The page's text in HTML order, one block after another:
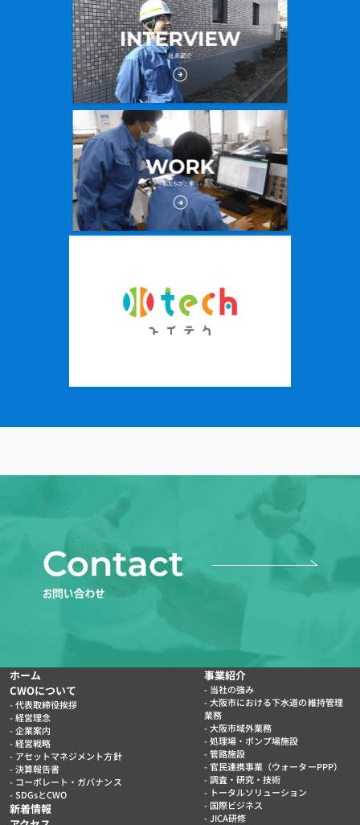
ホーム
CWOについて
代表取締役挨拶
経営理念
企業案内
経営戦略
アセットマネジメント方針
決算報告書
コーポレート・ガバナンス
SDGsとCWO
新着情報
事業紹介
当社の強み
大阪市における下水道の維持管理
業務
大阪市域外業務
処理場・ポンプ場施設
管路施設
官民連携事業（ウォーターPPP）
調査・研究・技術
トータルソリューション
国際ビジネス
JICA研修